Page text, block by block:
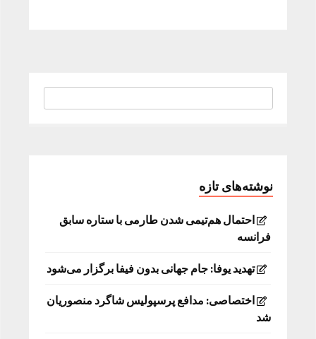
نوشته‌های تازه
احتمال هم‌تیمی شدن طارمی با ستاره سابق
فرانسه
تهدید یوفا: جام جهانی بدون فیفا برگزار می‌شود
اختصاصی: مدافع پرسپولیس شاگرد منصوریان
شد